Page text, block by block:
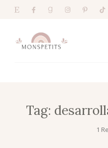
Tag:
1